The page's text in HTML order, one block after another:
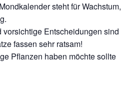
steht für Wachstum,
Entscheidungen sind
fassen sehr ratsam!
Pflanzen haben möchte sollte